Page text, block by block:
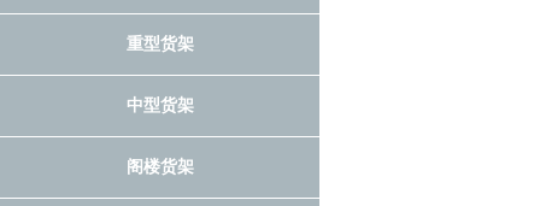
重型货架
中型货架
阁楼货架